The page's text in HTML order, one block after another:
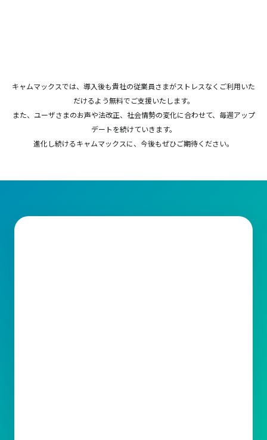
キャムマックスでは、導入後も貴社の従業員さまがストレスなくご利用いた
だけるよう無料でご支援いたします。
また、ユーザさまのお声や法改正、社会情勢の変化に合わせて、毎週アップ
デートを続けていきます。
進化し続けるキャムマックスに、今後もぜひご期待ください。